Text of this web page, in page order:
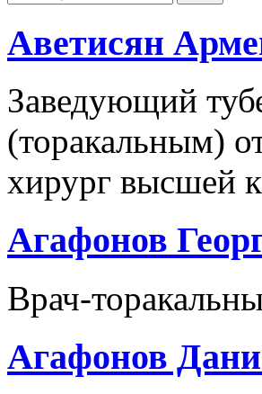
Аветисян
Заведующий
(торакальным)
хирург высшей
Агафонов
Врач-
Агафонов